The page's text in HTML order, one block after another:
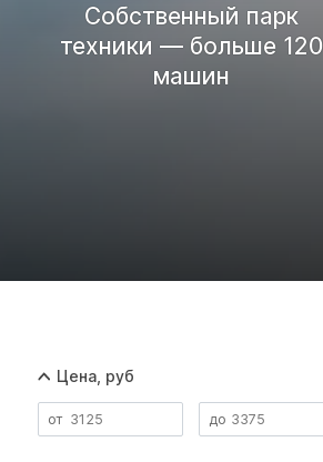
Cобственный парк
техники — больше 120
машин
Цена, руб